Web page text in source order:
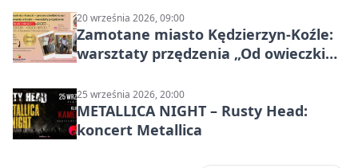
20 września 2026, 09:00
Zamotane miasto Kędzierzyn-Koźle:
warsztaty przędzenia „Od owieczki
25 września 2026, 20:00
METALLICA NIGHT – Rusty Head:
koncert Metallica